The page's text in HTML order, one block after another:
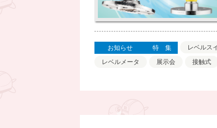
お知らせ 特集
レベルス
レベルメータ
展示会 接触式